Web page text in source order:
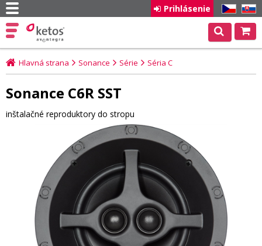
CZ SK
Prihlásenie
Hlavná strana Sonance Série Séria C
Sonance C6R SST
inštalačné reproduktory do stropu